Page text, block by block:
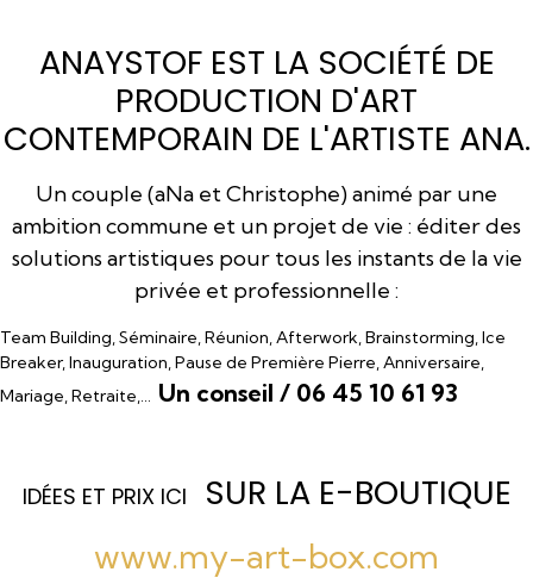
ANAYSTOF EST LA SOCIÉTÉ DE
PRODUCTION D'ART
CONTEMPORAIN DE L'ARTISTE ANA.
Un couple (aNa et Christophe) animé par une
ambition commune et un projet de vie : éditer des
solutions artistiques pour tous les instants de la vie
privée et professionnelle :
Team Building, Séminaire, Réunion, Afterwork, Brainstorming, Ice
Breaker, Inauguration, Pause de Première Pierre, Anniversaire,
Mariage, Retraite,… Un conseil / 06 45 10 61 93
IDÉES ET PRIX ICI SUR LA E-BOUTIQUE
www.my-art-box.com